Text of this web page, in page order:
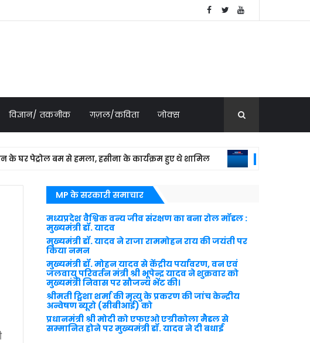
विज्ञान/ तकनीक ग़ज़ल/कविता जोक्स
बम से हमला, हसीना के कार्यक्रम हुए थे शामिल NATIONAL NEWS
MP के सरकारी समाचार
मध्यप्रदेश वैश्विक वन्य जीव संरक्षण का बना रोल मॉडल :
मुख्यमंत्री डॉ. यादव
मुख्यमंत्री डॉ. यादव ने राजा राममोहन राय की जयंती पर
किया नमन
मुख्यमंत्री डॉ. मोहन यादव से केंद्रीय पर्यावरण, वन एवं
जलवायु परिवर्तन मंत्री श्री भूपेन्द्र यादव ने शुक्रवार को
मुख्यमंत्री निवास पर सौजन्य भेंट की।
श्रीमती ट्विशा शर्मा की मृत्यु के प्रकरण की जांच केन्द्रीय
अन्वेषण ब्यूरो (सीबीआई) को
प्रधानमंत्री श्री मोदी को एफएओ एग्रीकोला मैडल से
सम्मानित होने पर मुख्यमंत्री डॉ. यादव ने दी बधाई